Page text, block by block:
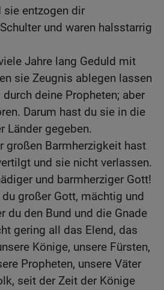
sie entzogen dir
und waren halsstarrig
Jahre lang Geduld mit
sie Zeugnis ablegen lassen
deine Propheten; aber
Darum hast du sie in die
Länder gegeben.
großen Barmherzigkeit hast
und sie nicht verlassen.
und barmherziger Gott!
du großer Gott, mächtig und
du den Bund und die Gnade
gering all das Elend, das
Könige, unsere Fürsten,
Propheten, unsere Väter
seit der Zeit der Könige